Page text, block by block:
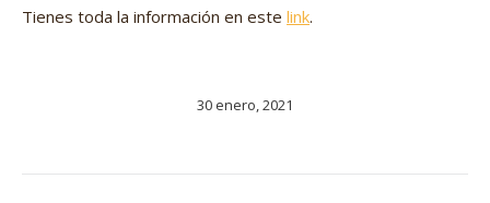
Tienes toda la información en este link.
30 enero, 2021